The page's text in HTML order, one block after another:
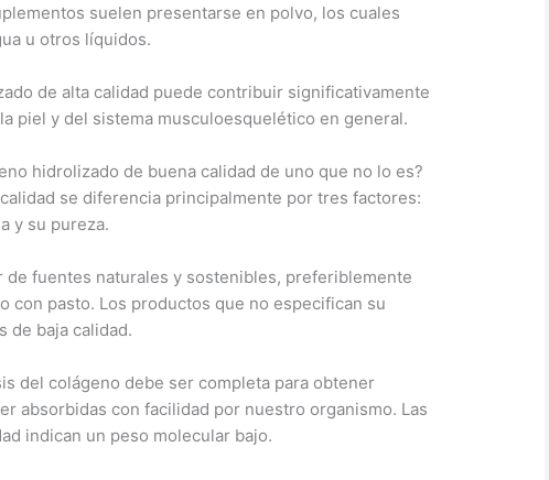
suelen presentarse en polvo, los cuales
u otros líquidos.
de alta calidad puede contribuir significativamente
piel y del sistema musculoesquelético en general.
hidrolizado de buena calidad de uno que no lo es?
se diferencia principalmente por tres factores:
y su pureza.
de fuentes naturales y sostenibles, preferiblemente
con pasto. Los productos que no especifican su
de baja calidad.
del colágeno debe ser completa para obtener
absorbidas con facilidad por nuestro organismo. Las
indican un peso molecular bajo.